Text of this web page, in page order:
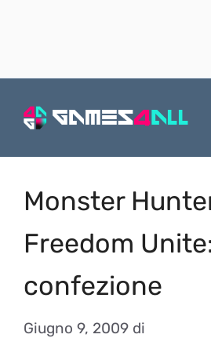
Monster
Freedom
confezione
Giugno 9, 2009 di